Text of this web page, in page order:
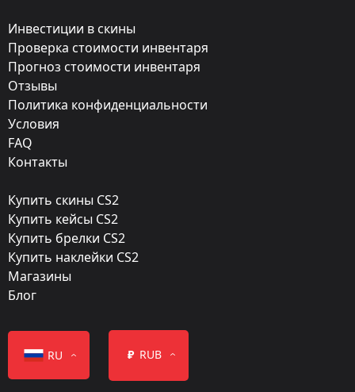
Exterior:
Немного поношенное
Пропаганда
Finish catalog:
1067
Популярность:
90 %
Инвестиции в скины
Проверка стоимости инвентаря
Прогноз стоимости инвентаря
Отзывы
Политика конфиденциальности
Условия
FAQ
Контакты
Купить скины CS2
Купить кейсы CS2
Купить брелки CS2
Купить наклейки CS2
Магазины
Блог
RU ₽ RUB